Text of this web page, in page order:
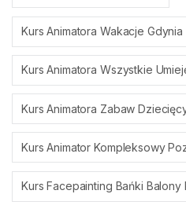
Kurs Animatora Wakacje
Kurs Animatora Wszystkie
Kurs Animatora Zabaw
Kurs Animator Kompleksowy
Kurs Facepainting Bańki Balony